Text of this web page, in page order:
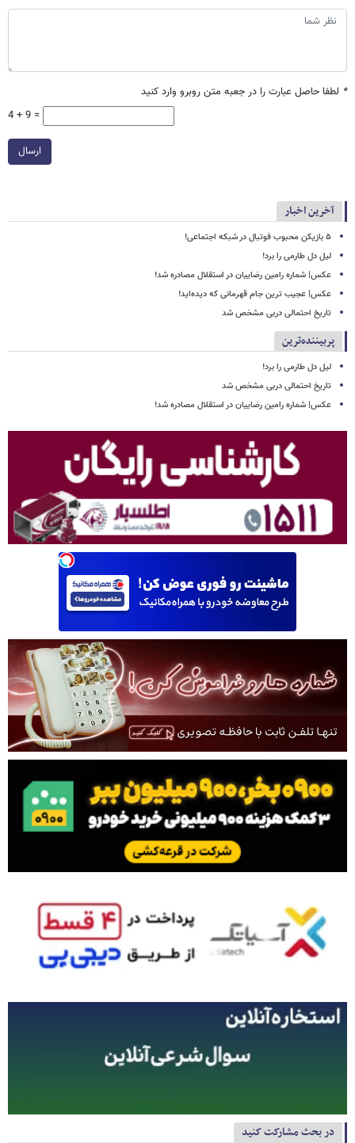
* لطفا حاصل عبارت را در جعبه متن روبرو وارد کنید
4 + 9 =
ارسال
آخرین اخبار
۵ بازیکن محبوب فوتبال در شبکه اجتماعی!
لیل دل طارمی را برد!
عکس| شماره رامین رضاییان در استقلال مصادره شد!
عکس| عجیب ترین جام قهرمانی که دیده‌اید!
تاریخ احتمالی دربی مشخص شد
پربیننده‌ترین
لیل دل طارمی را برد!
تاریخ احتمالی دربی مشخص شد
عکس| شماره رامین رضاییان در استقلال مصادره شد!
در بحث مشارکت کنید